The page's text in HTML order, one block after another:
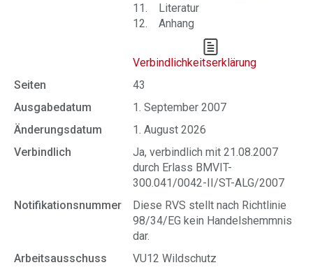
11. Literatur
12. Anhang
Verbindlichkeitserklärung
Seiten
43
Ausgabedatum
1. September 2007
Änderungsdatum
1. August 2026
Verbindlich
Ja, verbindlich mit 21.08.2007
durch Erlass BMVIT-
300.041/0042-II/ST-ALG/2007
Notifikationsnummer
Diese RVS stellt nach Richtlinie
98/34/EG kein Handelshemmnis
dar.
Arbeitsausschuss
VU12 Wildschutz